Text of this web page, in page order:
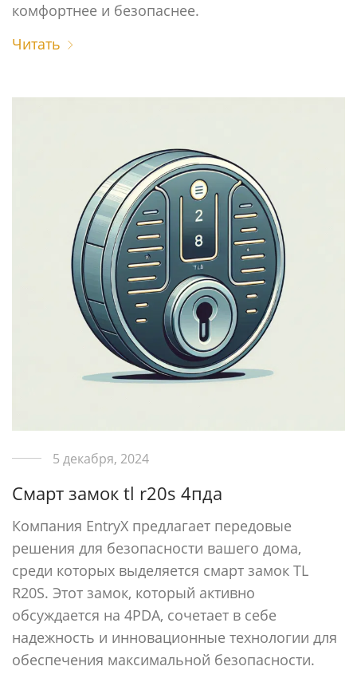
комфортнее и безопаснее.
Читать
5 декабря, 2024
Смарт замок tl r20s 4пда
Компания EntryX предлагает передовые
решения для безопасности вашего дома,
среди которых выделяется смарт замок TL
R20S. Этот замок, который активно
обсуждается на 4PDA, сочетает в себе
надежность и инновационные технологии для
обеспечения максимальной безопасности.